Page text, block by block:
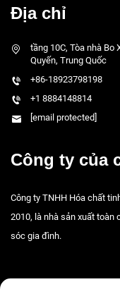
Địa chỉ
tầng 10C, Tòa nhà Bo
Quyến, Trung Quốc
+86-18923798198
+1 8884148814
[email protected]
Công ty của
Công ty TNHH Hóa chất
2010, là nhà sản xuất toàn
sóc gia đình.